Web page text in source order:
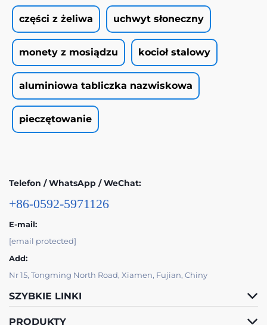
części z żeliwa uchwyt słoneczny
monety z mosiądzu kocioł stalowy
aluminiowa tabliczka nazwiskowa
pieczętowanie
Telefon / WhatsApp / WeChat:
+86-0592-5971126
E-mail:
[email protected]
Add:
Nr 15, Tongming North Road, Xiamen, Fujian, Chiny
SZYBKIE LINKI
PRODUKTY